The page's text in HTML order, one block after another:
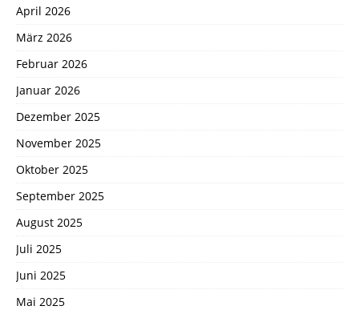
April 2026
März 2026
Februar 2026
Januar 2026
Dezember 2025
November 2025
Oktober 2025
September 2025
August 2025
Juli 2025
Juni 2025
Mai 2025